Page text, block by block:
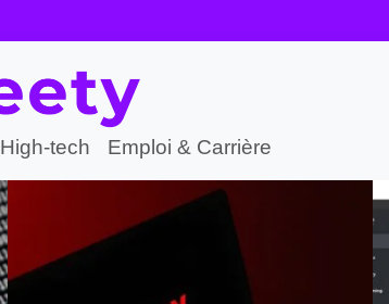
High-tech Emploi & Carrière